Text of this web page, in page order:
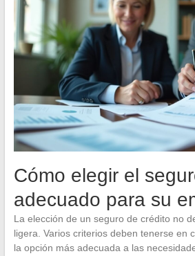
Cómo elegir el
adecuado para su
La elección de un seguro de crédito no
ligera. Varios criterios deben tenerse en
la opción más adecuada a las